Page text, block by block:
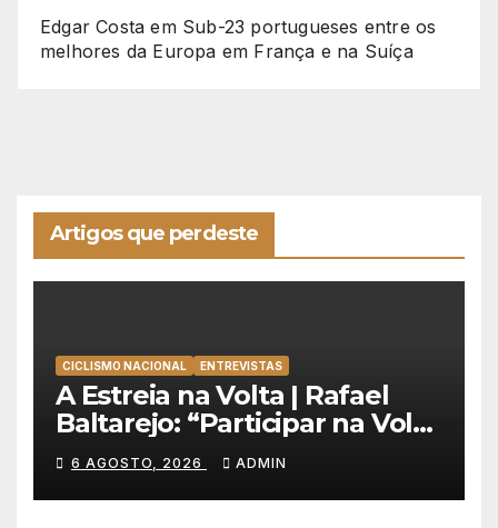
Edgar Costa em Sub-23 portugueses entre os
melhores da Europa em França e na Suíça
Artigos que perdeste
CICLISMO NACIONAL ENTREVISTAS
A Estreia na Volta | Rafael
Baltarejo: “Participar na Volta
a Portugal é o sonho de
qualquer ciclista”
6 AGOSTO, 2026 ADMIN